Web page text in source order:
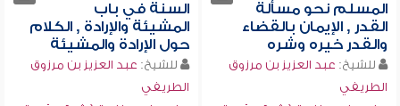
المسلم نحو مسألة
القدر , الإيمان بالقضاء
والقدر خيره وشره
للشيخ: عبد العزيز بن مرزوق
الطريفي
السنة في باب
المشيئة والإرادة , الكلام
حول الإرادة والمشيئة
للشيخ: عبد العزيز بن مرزوق
الطريفي